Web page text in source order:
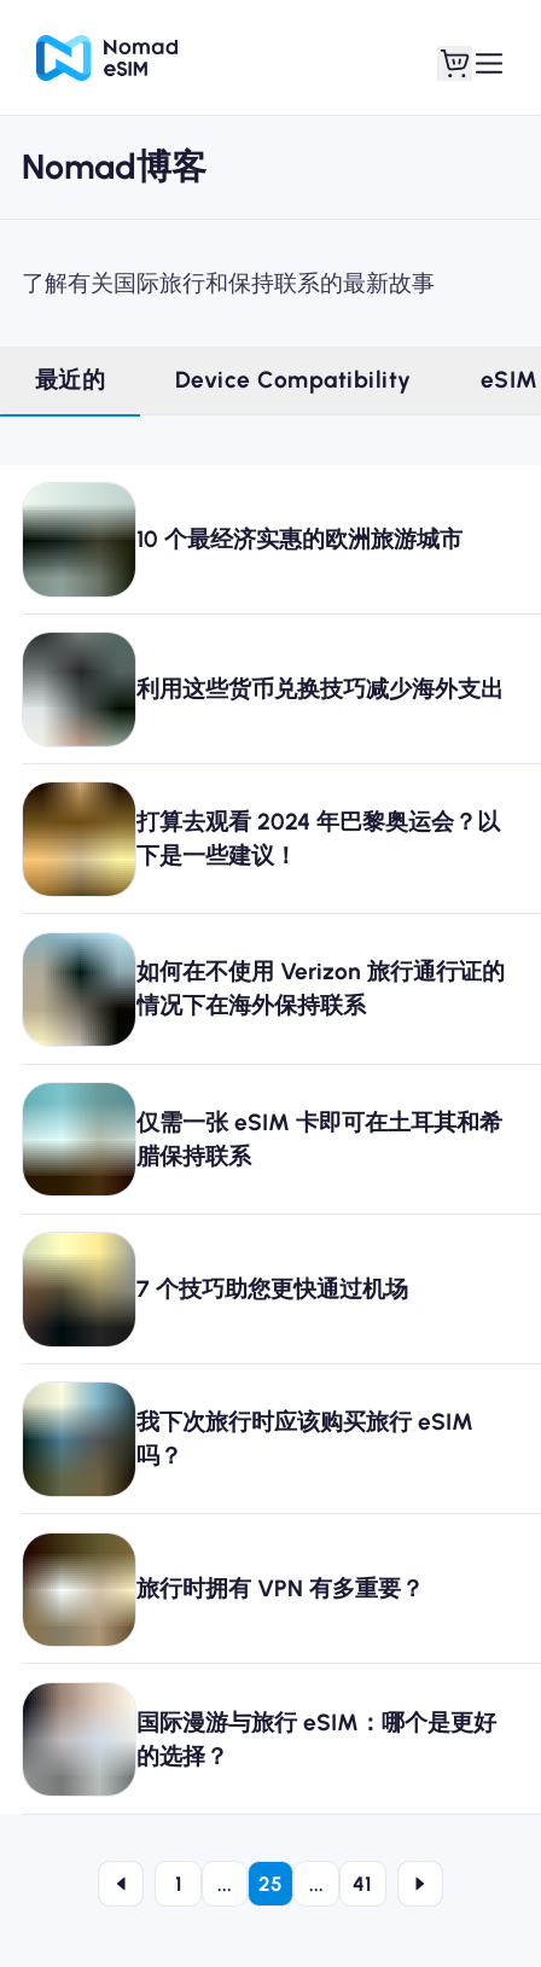
为什么选择Nomad eSIM
使用 eSIM
企业用户
Nomad博客
了解有关国际旅行和保持联系的最新故事
最近的 Device Compatibility eSIM
10 个最经济实惠的欧洲旅游城市
利用这些货币兑换技巧减少海外支出
打算去观看 2024 年巴黎奥运会？以
下是一些建议！
如何在不使用 Verizon 旅行通行证的
情况下在海外保持联系
仅需一张 eSIM 卡即可在土耳其和希
腊保持联系
7 个技巧助您更快通过机场
我下次旅行时应该购买旅行 eSIM
吗？
旅行时拥有 VPN 有多重要？
国际漫游与旅行 eSIM：哪个是更好
的选择？
1 ... 25 ... 41